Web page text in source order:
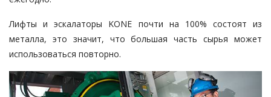
Лифты и эскалаторы KONE почти на 100% состоят из
металла, это значит, что большая часть сырья может
использоваться повторно.